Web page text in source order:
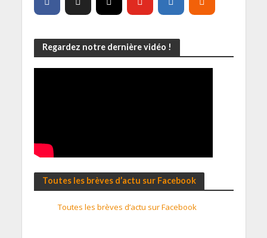
Regardez notre dernière vidéo !
Toutes les brèves d’actu sur Facebook
Toutes les brèves d’actu sur Facebook